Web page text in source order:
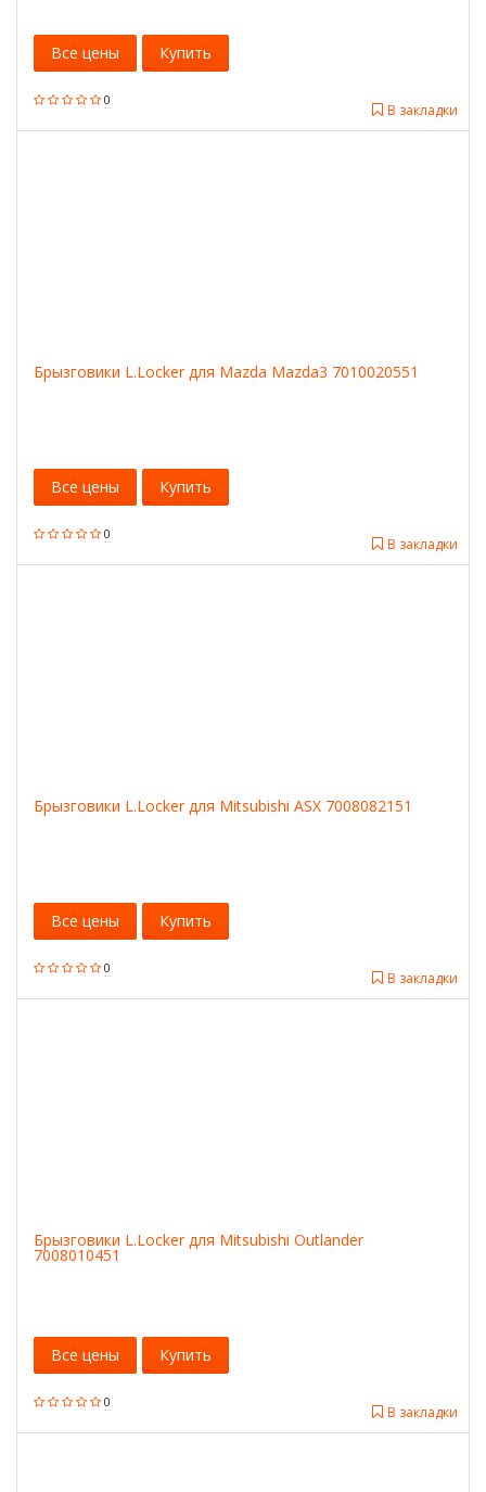
0
В закладки
Все цены Купить
Брызговики L.Locker для Mazda Mazda3 7010020551
0
В закладки
Все цены Купить
Брызговики L.Locker для Mitsubishi ASХ 7008082151
0
В закладки
Все цены Купить
Брызговики L.Locker для Mitsubishi Outlander
7008010451
0
В закладки
Все цены Купить